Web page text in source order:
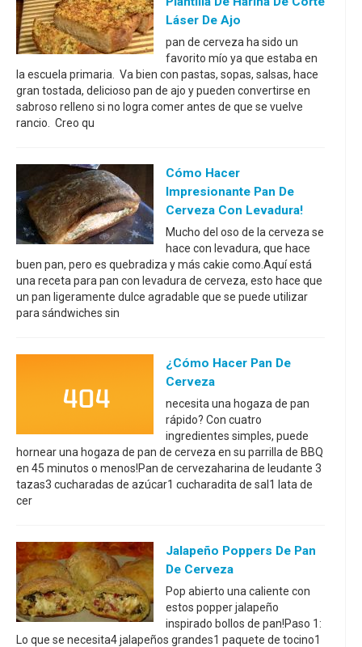
Láser De Ajo
pan de cerveza ha sido un
favorito mío ya que estaba en
la escuela primaria. Va bien con pastas, sopas, salsas, hace
gran tostada, delicioso pan de ajo y pueden convertirse en
sabroso relleno si no logra comer antes de que se vuelve
rancio. Creo qu
Cómo Hacer
Impresionante Pan De
Cerveza Con Levadura!
Mucho del oso de la cerveza se
hace con levadura, que hace
buen pan, pero es quebradiza y más cakie como.Aquí está
una receta para pan con levadura de cerveza, esto hace que
un pan ligeramente dulce agradable que se puede utilizar
para sándwiches sin
¿Cómo Hacer Pan De
Cerveza
necesita una hogaza de pan
rápido? Con cuatro
ingredientes simples, puede
hornear una hogaza de pan de cerveza en su parrilla de BBQ
en 45 minutos o menos!Pan de cervezaharina de leudante 3
tazas3 cucharadas de azúcar1 cucharadita de sal1 lata de
cer
Jalapeño Poppers De Pan
De Cerveza
Pop abierto una caliente con
estos popper jalapeño
inspirado bollos de pan!Paso 1:
Lo que se necesita4 jalapeños grandes1 paquete de tocino1